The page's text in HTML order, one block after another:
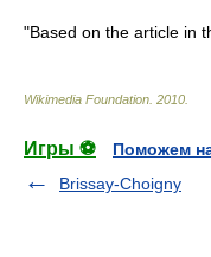
"Based on the article in
Wikimedia Foundation 2010
Игры ⚽
Поможем
Brissay-Choigny